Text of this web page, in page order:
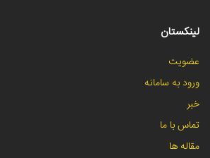
لینکستان
عضویت
ورود به سامانه
خبر
تماس با ما
مقاله ها